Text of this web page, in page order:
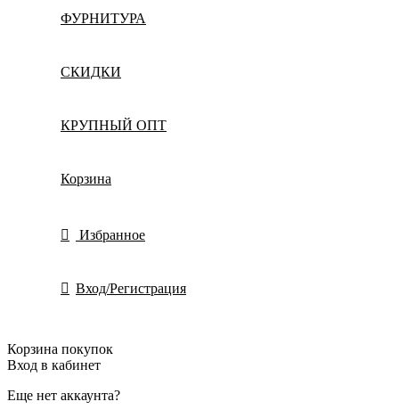
ФУРНИТУРА
СКИДКИ
КРУПНЫЙ ОПТ
Корзина
Избранное
Вход/Регистрация
Корзина покупок
Вход в кабинет
Еще нет аккаунта?